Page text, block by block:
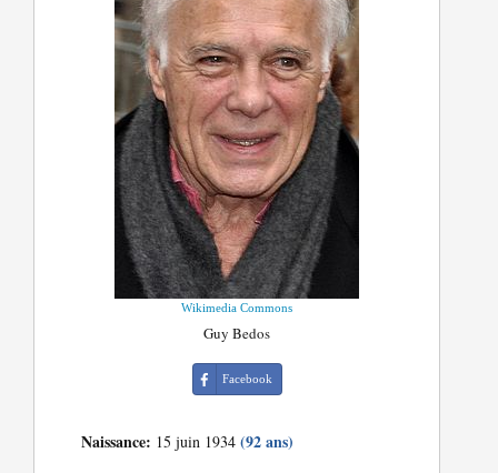
Wikimedia Commons
Guy Bedos
Facebook
Naissance: 15 juin 1934(92 ans)